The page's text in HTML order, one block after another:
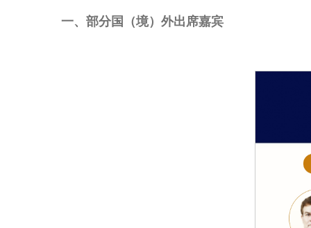
一、部分国（境）外出席嘉宾